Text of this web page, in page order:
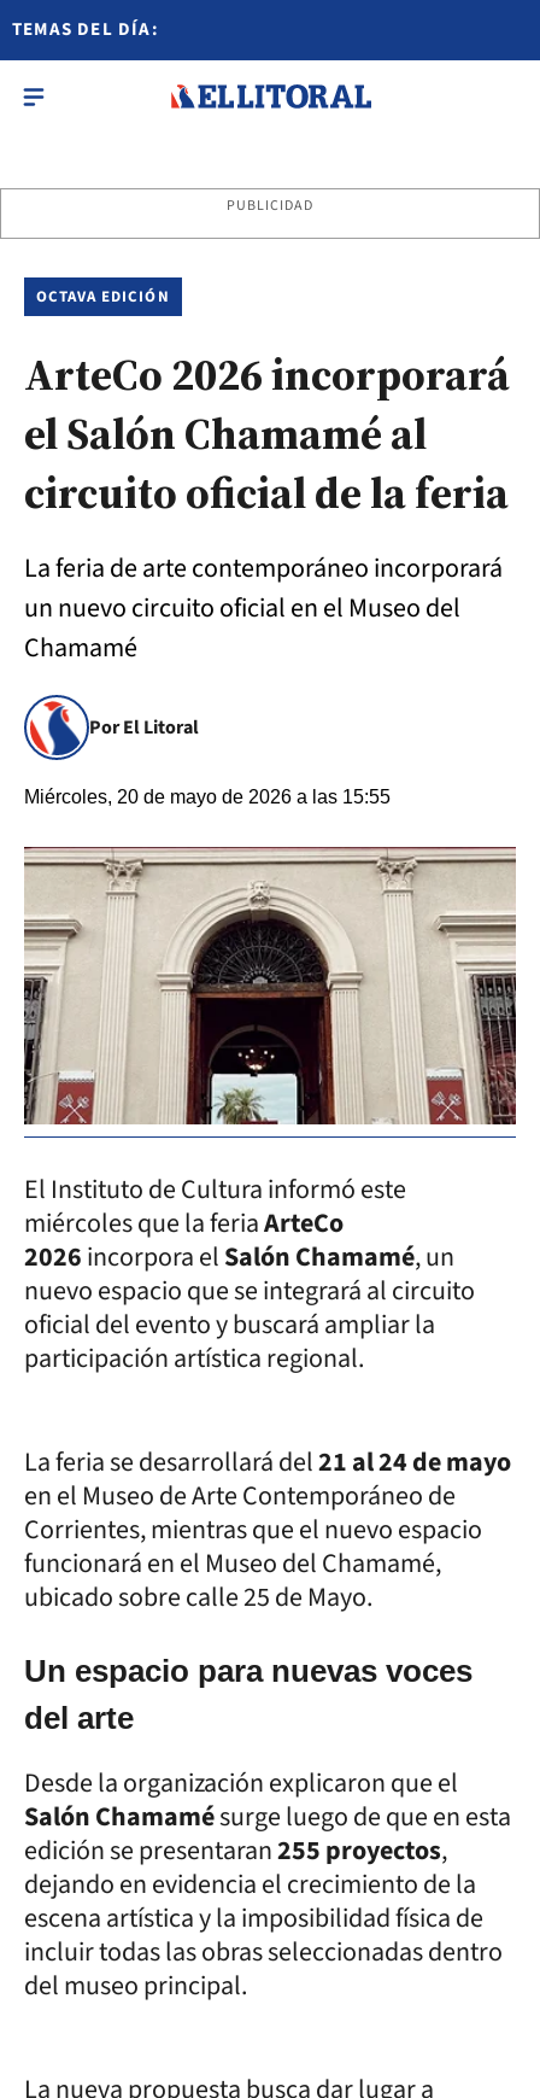
TEMAS DEL DÍA:
PUBLICIDAD
OCTAVA EDICIÓN
ArteCo 2026 incorporará
el Salón Chamamé al
circuito oficial de la feria
La feria de arte contemporáneo incorporará
un nuevo circuito oficial en el Museo del
Chamamé
Por El Litoral
Miércoles, 20 de mayo de 2026 a las 15:55
El Instituto de Cultura informó este
miércoles que la feriaArteCo
2026incorpora elSalón Chamamé, un
nuevo espacio que se integrará al circuito
oficial del evento y buscará ampliar la
participación artística regional.
La feria se desarrollará del21 al 24 de mayo
en el Museo de Arte Contemporáneo de
Corrientes, mientras que el nuevo espacio
funcionará en el Museo del Chamamé,
ubicado sobre calle 25 de Mayo.
Un espacio para nuevas voces
del arte
Desde la organización explicaron que el
Salón Chamamésurge luego de que en esta
edición se presentaran255 proyectos,
dejando en evidencia el crecimiento de la
escena artística y la imposibilidad física de
incluir todas las obras seleccionadas dentro
del museo principal.
La nueva propuesta busca dar lugar a